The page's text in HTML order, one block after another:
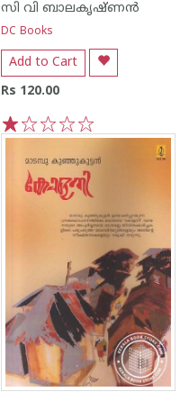
സി വി ബാലകൃഷ്‌ണന്‍
DC Books
Add to Cart
Rs 120.00
5
4
3
2
1